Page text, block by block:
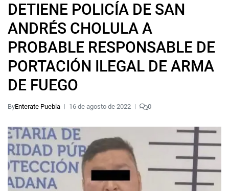
DETIENE POLICÍA DE SAN
ANDRÉS CHOLULA A
PROBABLE RESPONSABLE DE
PORTACIÓN ILEGAL DE ARMA
DE FUEGO
ByEnterate Puebla 16 de agosto de 2022 0